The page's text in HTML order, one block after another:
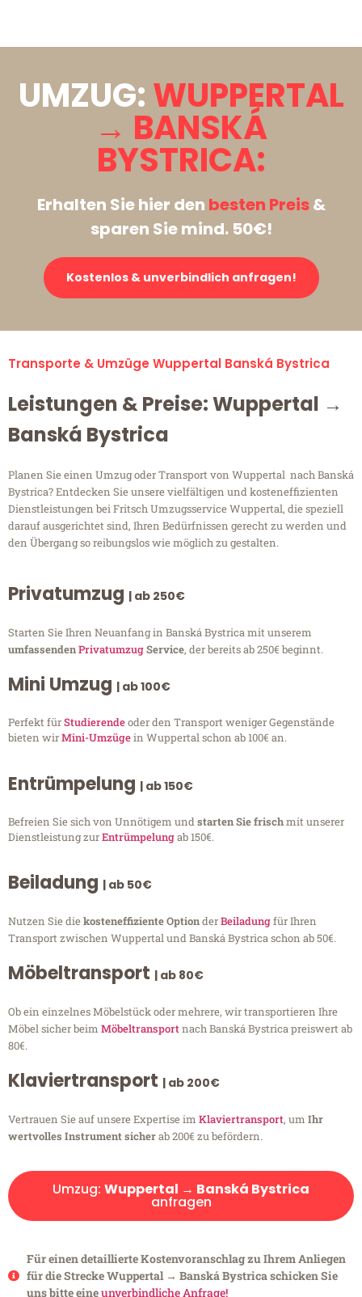
UMZUG:WUPPERTAL
→ BANSKÁ
BYSTRICA:
Erhalten Sie hier den besten Preis&
sparen Sie mind. 50€!
Kostenlos & unverbindlich anfragen!
Transporte & Umzüge Wuppertal Banská Bystrica
Leistungen & Preise: Wuppertal →
Banská Bystrica
Planen Sie einen Umzug oder Transport von Wuppertal nach Banská
Bystrica? Entdecken Sie unsere vielfältigen und kosteneffizienten
Dienstleistungen bei Fritsch Umzugsservice Wuppertal, die speziell
darauf ausgerichtet sind, Ihren Bedürfnissen gerecht zu werden und
den Übergang so reibungslos wie möglich zu gestalten.
Privatumzug | ab 250€
Starten Sie Ihren Neuanfang in Banská Bystrica mit unserem
umfassendenPrivatumzugService, der bereits ab 250€ beginnt.
Mini Umzug | ab 100€
Perfekt fürStudierendeoder den Transport weniger Gegenstände
bieten wirMini-Umzügein Wuppertal schon ab 100€ an.
Entrümpelung | ab 150€
Befreien Sie sich von Unnötigem undstarten Sie frischmit unserer
Dienstleistung zurEntrümpelungab 150€.
Beiladung | ab 50€
Nutzen Sie diekosteneffiziente OptionderBeiladungfür Ihren
Transport zwischen Wuppertal und Banská Bystrica schon ab 50€.
Möbeltransport | ab 80€
Ob ein einzelnes Möbelstück oder mehrere, wir transportieren Ihre
Möbel sicher beim Möbeltransportnach Banská Bystrica preiswert ab
80€.
Klaviertransport | ab 200€
Vertrauen Sie auf unsere Expertise im Klaviertransport, um Ihr
wertvolles Instrument sicherab 200€ zu befördern.
Umzug: Wuppertal → Banská Bystrica
anfragen
Für einen detaillierte Kostenvoranschlag zu Ihrem Anliegen
für die Strecke Wuppertal → Banská Bystrica schicken Sie
uns bitte eineunverbindliche Anfrage!